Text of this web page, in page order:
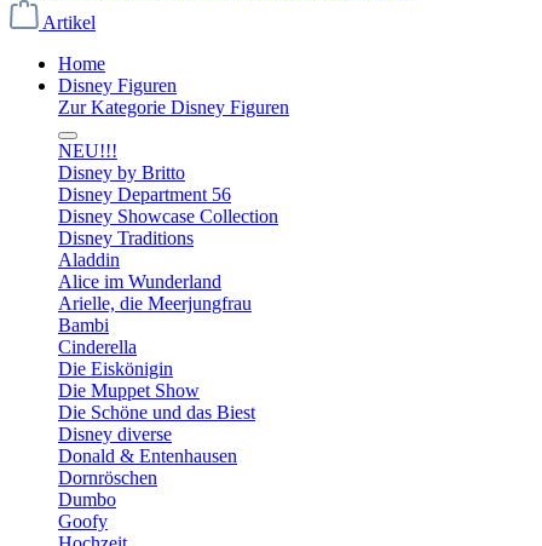
Artikel
Home
Disney Figuren
Zur Kategorie Disney Figuren
NEU!!!
Disney by Britto
Disney Department 56
Disney Showcase Collection
Disney Traditions
Aladdin
Alice im Wunderland
Arielle, die Meerjungfrau
Bambi
Cinderella
Die Eiskönigin
Die Muppet Show
Die Schöne und das Biest
Disney diverse
Donald & Entenhausen
Dornröschen
Dumbo
Goofy